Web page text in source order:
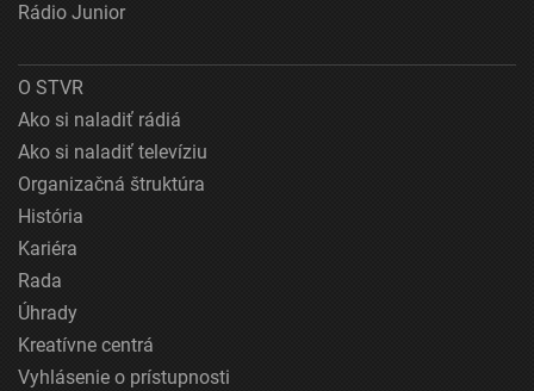
Rádio Junior
O STVR
Ako si naladiť rádiá
Ako si naladiť televíziu
Organizačná štruktúra
História
Kariéra
Rada
Úhrady
Kreatívne centrá
Vyhlásenie o prístupnosti